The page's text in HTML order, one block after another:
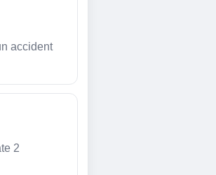
accident
2